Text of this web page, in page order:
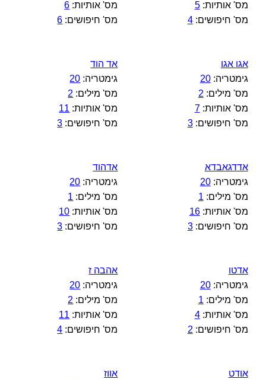
מס' אותיות:5
מס' חיפושים:4
מס' אותיות: 6
מס' חיפושים: 6
אגו אגו
גימטריה:20
מס' מילים: 2
מס' אותיות:7
מס' חיפושים:3
אד הוד
גימטריה: 20
מס' מילים: 2
מס' אותיות: 11
מס' חיפושים: 3
אדדגאבדא
גימטריה:20
מס' מילים: 1
מס' אותיות:16
מס' חיפושים:3
אדהוד
גימטריה: 20
מס' מילים: 1
מס' אותיות: 10
מס' חיפושים: 3
אדטו
גימטריה:20
מס' מילים: 1
מס' אותיות:4
מס' חיפושים: 2
אהבה ז
גימטריה: 20
מס' מילים: 2
מס' אותיות: 11
מס' חיפושים: 4
אודט
אווז